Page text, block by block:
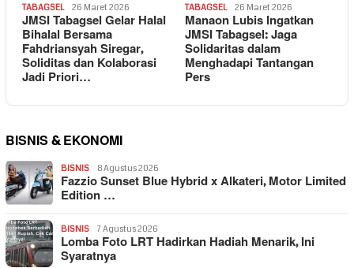
TABAGSEL 26 Maret 2026
JMSI Tabagsel Gelar Halal
Bihalal Bersama
Fahdriansyah Siregar,
Soliditas dan Kolaborasi
Jadi Priori…
TABAGSEL 26 Maret 2026
Manaon Lubis Ingatkan
JMSI Tabagsel: Jaga
Solidaritas dalam
Menghadapi Tantangan
Pers
BISNIS & EKONOMI
BISNIS 8 Agustus 2026
Fazzio Sunset Blue Hybrid x Alkateri, Motor Limited
Edition …
BISNIS 7 Agustus 2026
Lomba Foto LRT Hadirkan Hadiah Menarik, Ini
Syaratnya